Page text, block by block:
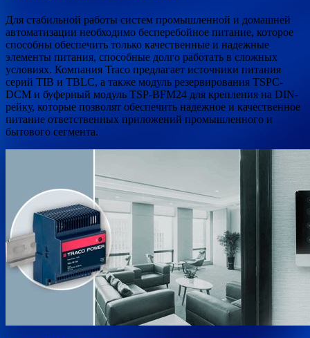
Для стабильной работы систем промышленной и домашней
автоматизации необходимо бесперебойное питание, которое
способны обеспечить только качественные и надежные
элементы питания, способные долго работать в сложных
условиях. Компания Traco предлагает источники питания
серий TIB и TBLC, а также модуль резервирования TSPC-
DCM и буферный модуль TSP-BFM24 для крепления на DIN-
рейку, которые позволят обеспечить надежное и качественное
питание ответственных приложений промышленного и
бытового сегмента.